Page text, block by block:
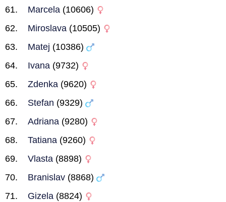
Marcela (10606)
Miroslava (10505)
Matej (10386)
Ivana (9732)
Zdenka (9620)
Stefan (9329)
Adriana (9280)
Tatiana (9260)
Vlasta (8898)
Branislav (8868)
Gizela (8824)